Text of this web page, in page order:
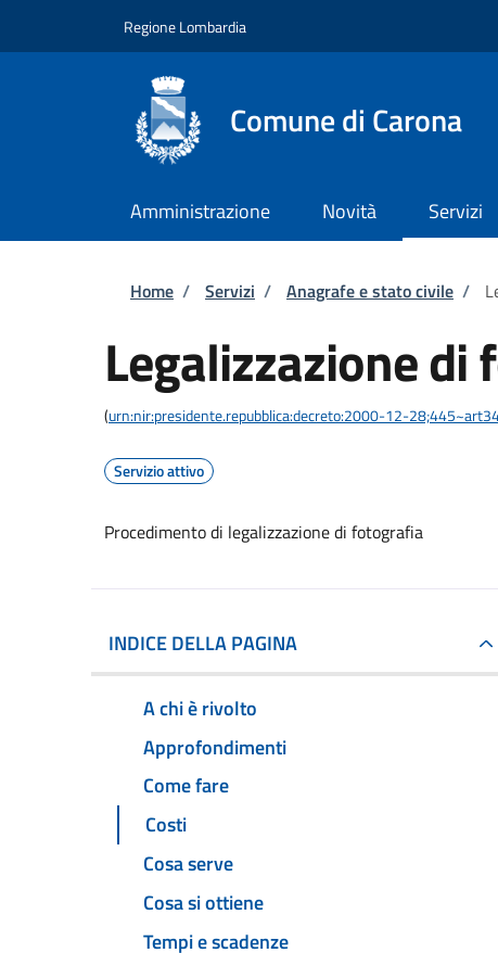
Regione Lombardia
Comune di Carona
Amministrazione Novità Servizi
Briciole di pane
Home / Servizi / Anagrafe e stato civile /
Legalizzazione
(urn:nir:presidente.repubblica:decreto:2000-12-
Servizio attivo
Procedimento di legalizzazione di fotografia
INDICE DELLA PAGINA
A chi è rivolto
Approfondimenti
Come fare
Costi
Cosa serve
Cosa si ottiene
Tempi e scadenze